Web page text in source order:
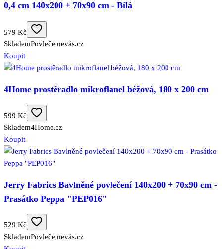
0,4 cm 140x200 + 70x90 cm - Bílá
579 Kč
SklademPovlečemevás.cz
Koupit
4Home prostěradlo mikroflanel béžová, 180 x 200 cm
599 Kč
Skladem4Home.cz
Koupit
Jerry Fabrics Bavlněné povlečení 140x200 + 70x90 cm -
Prasátko Peppa "PEP016"
529 Kč
SklademPovlečemevás.cz